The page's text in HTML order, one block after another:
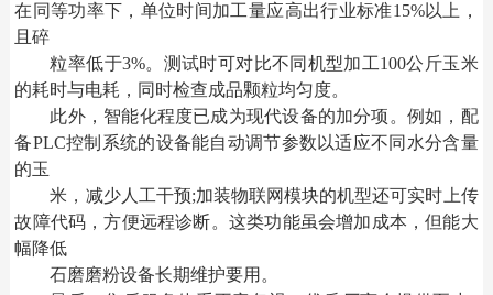
在同等功率下，单位时间加工量应高出行业标准15%以上，
且碎
粒率低于3%。测试时可对比不同机型加工100公斤玉米
的耗时与电耗，同时检查成品颗粒均匀度。
此外，智能化程度已成为现代设备的加分项。例如，配
备PLC控制系统的设备能自动调节参数以适应不同水分含量
的玉
米，减少人工干预;加装物联网模块的机型还可实时上传
故障代码，方便远程诊断。这类功能虽会增加成本，但能大
幅降低
石磨磨粉设备长期维护要用。